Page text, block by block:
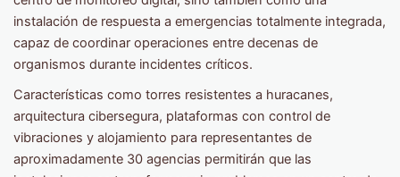
instalación de respuesta a emergencias totalmente integrada,
capaz de coordinar operaciones entre decenas de
organismos durante incidentes críticos.
Características como torres resistentes a huracanes,
arquitectura cibersegura, plataformas con control de
vibraciones y alojamiento para representantes de
aproximadamente 30 agencias permitirán que las